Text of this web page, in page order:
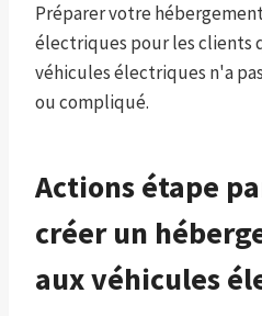
Préparer votre
électriques pour les clients
véhicules électriques n'a
ou compliqué.
Actions étape
créer un
aux véhicules